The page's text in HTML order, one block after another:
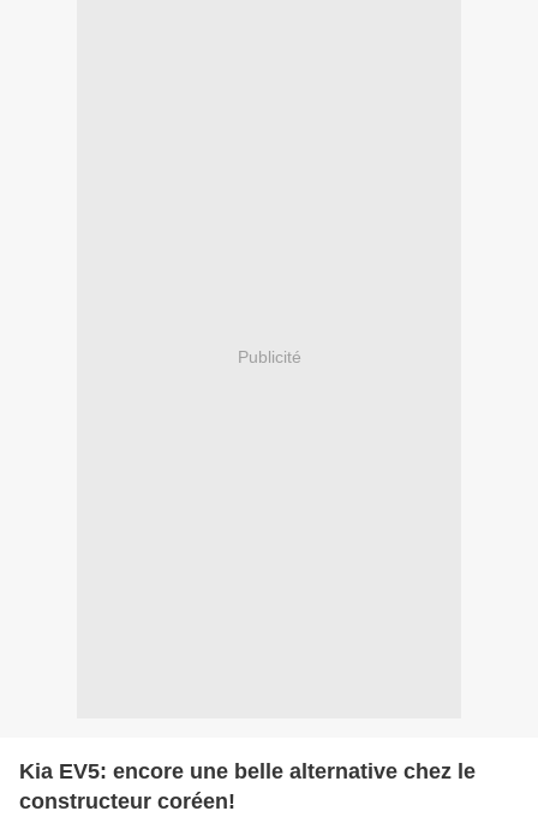
Publicité
Kia EV5: encore une belle alternative chez le
constructeur coréen!